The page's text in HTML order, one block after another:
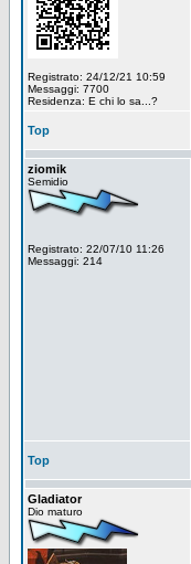
Registrato: 24/12/21 10:59
Messaggi: 7700
Residenza: E chi lo sa...?
Top
ziomik
Semidio
Registrato: 22/07/10 11:26
Messaggi: 214
Top
Gladiator
Dio maturo